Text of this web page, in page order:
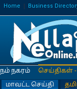
Home Business
நம் நகரம்
செய்திகள்
மாவட்ட செய்தி